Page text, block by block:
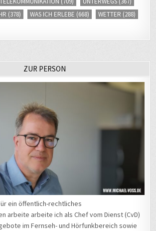
(378) WAS ICH ERLEBE (668) WETTER (288)
ZUR PERSON
ein öffentlich-rechtliches
arbeite arbeite ich als Chef vom Dienst (CvD)
im Fernseh- und Hörfunkbereich sowie